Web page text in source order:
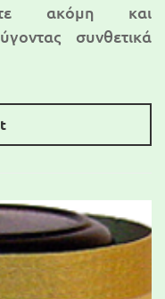
ακόμη και
συνθετικά